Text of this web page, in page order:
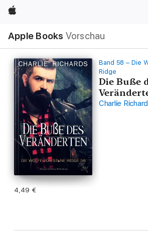
Apple
Apple Books Vorschau
Navigation
Menü
öffnen
Band 58 – Die
Ridge
Die Buße
Charlie
4,49 €